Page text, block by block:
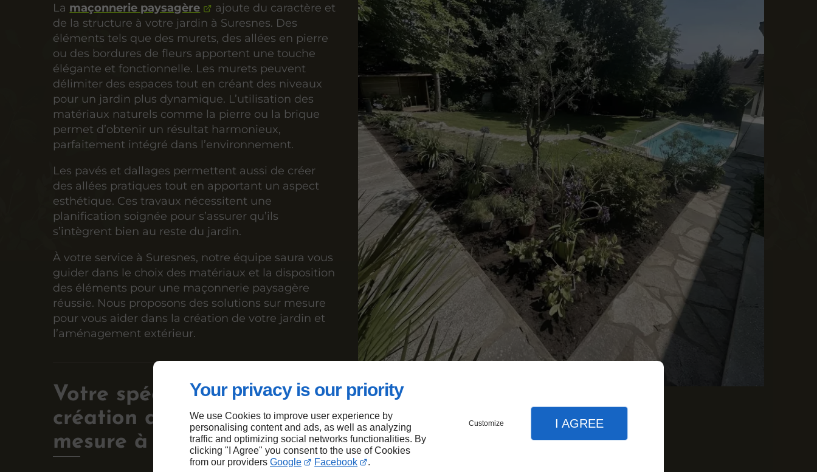
Your privacy is our priority
We use Cookies to improve user experience by
personalising content and ads, as well as analyzing
traffic and optimizing social networks functionalities. By
clicking "I Agree" you consent to the use of Cookies
from our providers Google Facebook .
Customize I AGREE
La maçonnerie paysagère
ajoute du caractère et
de la structure à votre jardin à Suresnes. Des
éléments tels que des murets, des allées en pierre
ou des bordures de fleurs apportent une touche
élégante et fonctionnelle. Les murets peuvent
délimiter des espaces tout en créant des niveaux
pour un jardin plus dynamique. L’utilisation des
matériaux naturels comme la pierre ou la brique
permet d’obtenir un résultat harmonieux,
parfaitement intégré dans l’environnement.
Les pavés et dallages permettent aussi de créer
des allées pratiques tout en apportant un aspect
esthétique. Ces travaux nécessitent une
planification soignée pour s’assurer qu’ils
s’intègrent bien au reste du jardin.
À votre service à Suresnes, notre équipe saura vous
guider dans le choix des matériaux et la disposition
des éléments pour une maçonnerie paysagère
réussie. Nous proposons des solutions sur mesure
pour vous aider dans la création de votre jardin et
l’aménagement extérieur.
Votre spécialiste en
création de jardins sur
mesure à Suresnes